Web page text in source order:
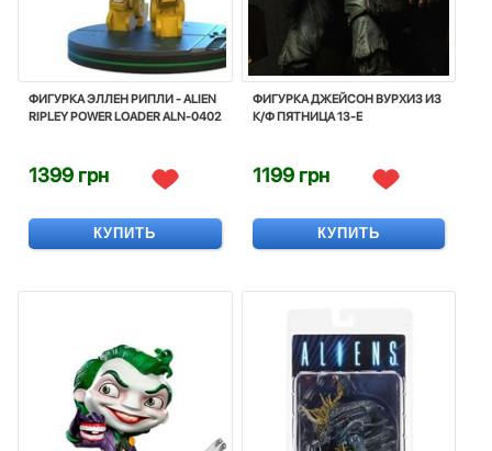
ФИГУРКА ЭЛЛЕН РИПЛИ - ALIEN
RIPLEY POWER LOADER ALN-0402
1399 грн
КУПИТЬ
ФИГУРКА ДЖЕЙСОН ВУРХИЗ ИЗ
К/Ф ПЯТНИЦА 13-Е
1199 грн
КУПИТЬ